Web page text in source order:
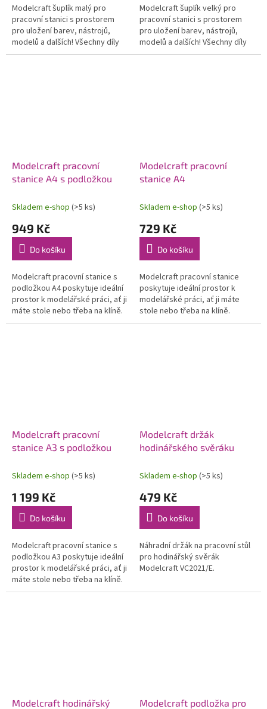
Modelcraft šuplík malý pro
pracovní stanici s prostorem
pro uložení barev, nástrojů,
modelů a dalších! Všechny díly
se zasunou do sebe bez
Modelcraft šuplík velký pro
pracovní stanici s prostorem
pro uložení barev, nástrojů,
modelů a dalších! Všechny díly
se zasunou do sebe bez
Modelcraft pracovní
stanice A4 s podložkou
Skladem e-shop (>5 ks)
949 Kč
Do košíku
Modelcraft pracovní stanice s
podložkou A4 poskytuje ideální
prostor k modelářské práci, ať ji
máte stole nebo třeba na klíně.
Rozměry 305x290x95mm, k
Modelcraft pracovní
stanice A4
Skladem e-shop (>5 ks)
729 Kč
Do košíku
Modelcraft pracovní stanice
poskytuje ideální prostor k
modelářské práci, ať ji máte
stole nebo třeba na klíně.
Rozměry 305x290x95mm, k
Modelcraft pracovní
stanice A3 s podložkou
Skladem e-shop (>5 ks)
1 199 Kč
Do košíku
Modelcraft pracovní stanice s
podložkou A3 poskytuje ideální
prostor k modelářské práci, ať ji
máte stole nebo třeba na klíně.
K dispozici jsou i výřezy na
Modelcraft držák
hodinářského svěráku
Skladem e-shop (>5 ks)
479 Kč
Do košíku
Náhradní držák na pracovní stůl
pro hodinářský svěrák
Modelcraft VC2021/E.
Modelcraft hodinářský
Modelcraft podložka pro